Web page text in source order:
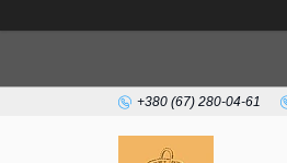
+380 (67) 280-04-61